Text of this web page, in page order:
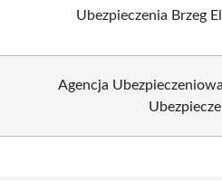
Ubezpieczenia Brzeg
Agencja